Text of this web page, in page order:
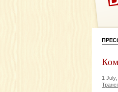
1 July,